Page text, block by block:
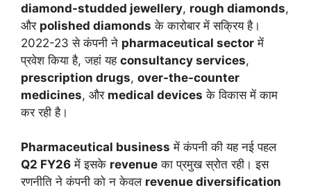
diamond-studded jewellery, rough diamonds,
और polished diamonds के कारोबार में सक्रिय है।
2022-23 से कंपनी ने pharmaceutical sector में
प्रवेश किया है, जहां यह consultancy services,
prescription drugs, over-the-counter
medicines, और medical devices के विकास में काम
कर रही है।
Pharmaceutical business में कंपनी की यह नई पहल
Q2 FY26 में इसके revenue का प्रमुख स्रोत रही। इस
रणनीति ने कंपनी को न केवल revenue diversification